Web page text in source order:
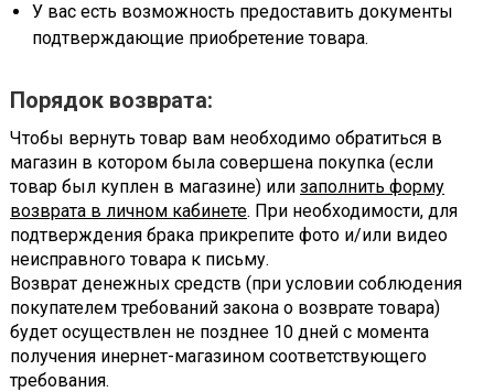
У вас есть возможность предоставить документы
подтверждающие приобретение товара.
Порядок возврата:
Чтобы вернуть товар вам необходимо обратиться в
магазин в котором была совершена покупка (если
товар был куплен в магазине) или заполнить форму
возврата в личном кабинете. При необходимости, для
подтверждения брака прикрепите фото и/или видео
неисправного товара к письму.
Возврат денежных средств (при условии соблюдения
покупателем требований закона о возврате товара)
будет осуществлен не позднее 10 дней с момента
получения инернет-магазином соответствующего
требования.